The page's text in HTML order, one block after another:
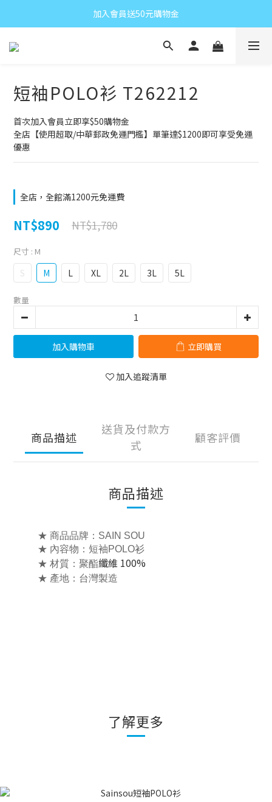
加入會員送50元購物金
短袖POLO衫 T262212
首次加入會員立即享$50購物金
全店【使用超取/中華郵政免運門檻】單筆達$1200即可享受免運
優惠
全店，全館滿1200元免運費
NT$890 NT$1,780
尺寸 : M
S M L XL 2L 3L 5L
數量
加入購物車 立即購買
加入追蹤清單
商品描述
送貨及付款方
式
顧客評價
商品描述
★ 商品品牌：SAIN SOU
★ 內容物： 短袖POLO衫
★ 材質：聚酯纖維 100%
★ 產地：台灣製造
了解更多